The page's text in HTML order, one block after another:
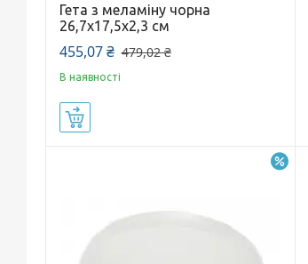
Гета з меламіну чорна
26,7х17,5х2,3 см
455,07 ₴ 479,02 ₴
В наявності